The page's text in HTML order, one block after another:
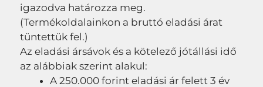
igazodva határozza meg.
(Termékoldalainkon a bruttó eladási árat
tüntettük fel.)
Az eladási ársávok és a kötelező jótállási idő
az alábbiak szerint alakul:
A 250.000 forint eladási ár felett 3 év